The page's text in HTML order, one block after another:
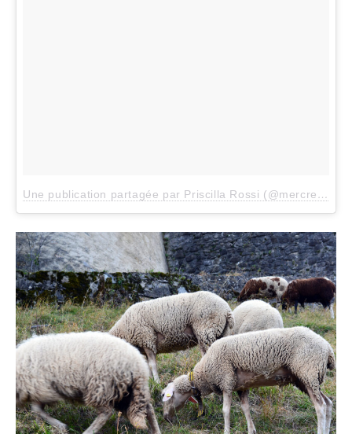
Une publication partagée par Priscilla Rossi (@mercredieblog)